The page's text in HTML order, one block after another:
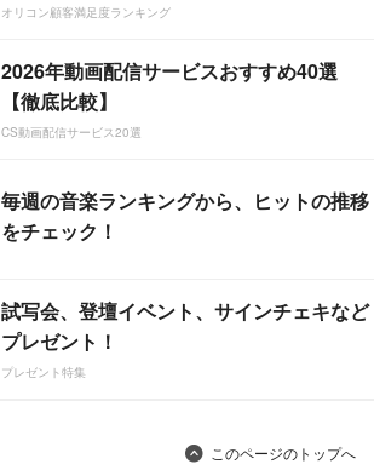
オリコン顧客満足度ランキング
2026年動画配信サービスおすすめ40選
【徹底比較】
CS動画配信サービス20選
毎週の音楽ランキングから、ヒットの推移
をチェック！
試写会、登壇イベント、サインチェキなど
プレゼント！
プレゼント特集
このページのトップへ